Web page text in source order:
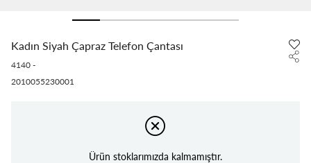
Kadın Siyah Çapraz Telefon Çantası
4140 -
2010055230001
Ürün stoklarımızda kalmamıştır.